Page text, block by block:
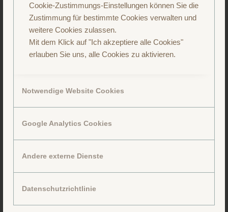
Cookie-Zustimmungs-Einstellungen können Sie die
Zustimmung für bestimmte Cookies verwalten und
weitere Cookies zulassen.
Mit dem Klick auf "Ich akzeptiere alle Cookies"
erlauben Sie uns, alle Cookies zu aktivieren.
Notwendige Website Cookies
Google Analytics Cookies
Andere externe Dienste
Datenschutzrichtlinie
Folge uns auf Instagram